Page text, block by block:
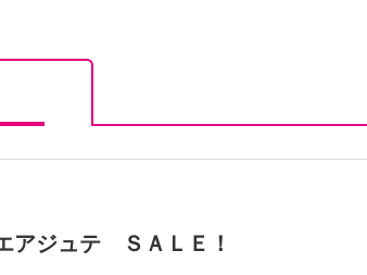
アジュテ ＳＡＬＥ！